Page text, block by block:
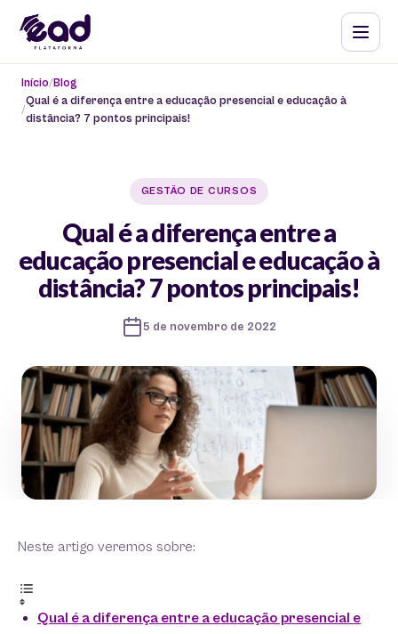
Início Blog
Qual é a diferença entre a educação presencial e educação à
distância? 7 pontos principais!
GESTÃO DE CURSOS
Qual é a diferença entre a
educação presencial e educação à
distância? 7 pontos principais!
5 de novembro de 2022
Neste artigo veremos sobre:
Qual é a diferença entre a educação presencial e